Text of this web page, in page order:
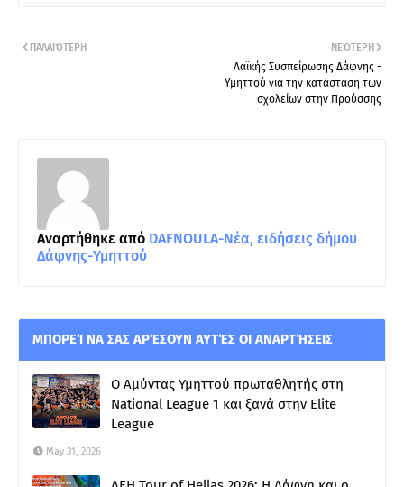
ΝΕΌΤΕΡΗ
Λαϊκής Συσπείρωσης Δάφνης -
Υμηττού για την κατάσταση των
σχολείων στην Προύσσης
ΠΑΛΑΙΌΤΕΡΗ
Αναρτήθηκε από DAFNOULA-Νέα, ειδήσεις δήμου
Δάφνης-Υμηττού
ΜΠΟΡΕΊ ΝΑ ΣΑΣ ΑΡΈΣΟΥΝ ΑΥΤΈΣ ΟΙ ΑΝΑΡΤΉΣΕΙΣ
Ο Αμύντας Υμηττού πρωταθλητής στη
National League 1 και ξανά στην Elite
League
May 31, 2026